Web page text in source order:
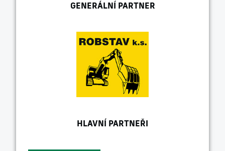
GENERÁLNÍ PARTNER
HLAVNÍ PARTNEŘI